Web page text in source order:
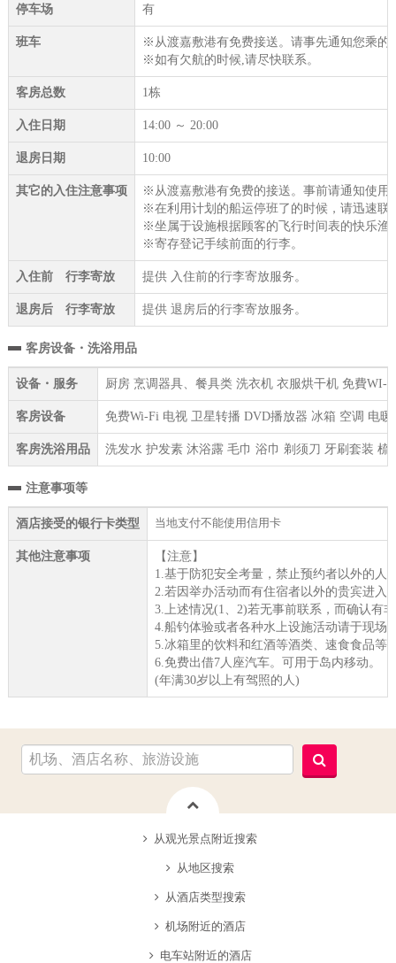
停车场 有
班车
※从渡嘉敷港有免费接送。请事先通知您乘的
※如有欠航的时候,请尽快联系。
客房总数 1栋
入住日期 14:00 ～ 20:00
退房日期 10:00
其它的入住注意事项
※从渡嘉敷港有免费的接送。事前请通知使用
※在利用计划的船运停班了的时候，请迅速联
※坐属于设施根据顾客的飞行时间表的快乐渔
※寄存登记手续前面的行李。
入住前 行李寄放 提供 入住前的行李寄放服务。
退房后 行李寄放 提供 退房后的行李寄放服务。
客房设备・洗浴用品
设备・服务 厨房 烹调器具、餐具类 洗衣机 衣服烘干机 免費
客房设备 免费Wi-Fi 电视 卫星转播 DVD播放器 冰箱 空调 电
客房洗浴用品 洗发水 护发素 沐浴露 毛巾 浴巾 剃须刀 牙刷套装 梳
注意事项等
酒店接受的银行卡类型 当地支付不能使用信用卡
其他注意事项
【注意】
1.基于防犯安全考量，禁止预约者以外的人
2.若因举办活动而有住宿者以外的贵宾进入
3.上述情况(1、2)若无事前联系，而确认有
4.船钓体验或者各种水上设施活动请于现场
5.冰箱里的饮料和红酒等酒类、速食食品等
6.免费出借7人座汽车。可用于岛内移动。
(年满30岁以上有驾照的人)
从观光景点附近搜索
从地区搜索
从酒店类型搜索
机场附近的酒店
电车站附近的酒店